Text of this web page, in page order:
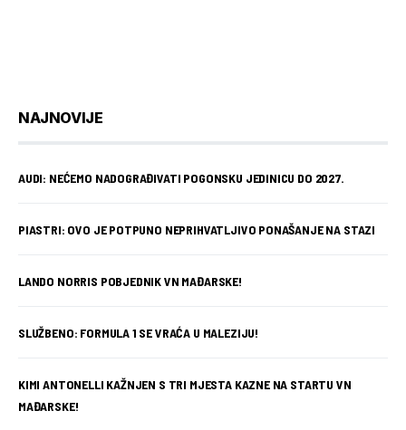
NAJNOVIJE
AUDI: NEĆEMO NADOGRAĐIVATI POGONSKU JEDINICU DO 2027.
PIASTRI: OVO JE POTPUNO NEPRIHVATLJIVO PONAŠANJE NA STAZI
LANDO NORRIS POBJEDNIK VN MAĐARSKE!
SLUŽBENO: FORMULA 1 SE VRAĆA U MALEZIJU!
KIMI ANTONELLI KAŽNJEN S TRI MJESTA KAZNE NA STARTU VN
MAĐARSKE!